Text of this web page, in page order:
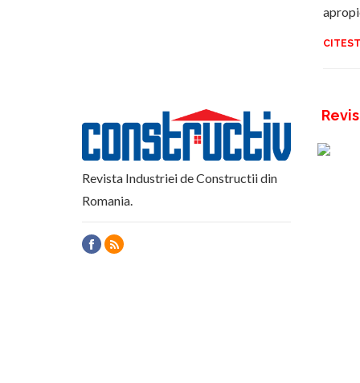
Revista Industriei de Constructii din
Romania.